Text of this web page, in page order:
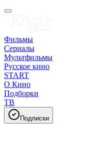
Фильмы
Сериалы
Мультфильмы
Русское кино
START
О Кино
Подборки
ТВ
Подписки